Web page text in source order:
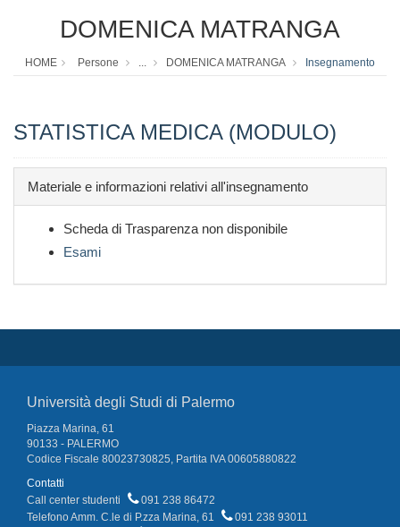
DOMENICA MATRANGA
HOME Persone ... DOMENICA MATRANGA Insegnamento
STATISTICA MEDICA (MODULO)
Materiale e informazioni relativi all'insegnamento
Scheda di Trasparenza non disponibile
Esami
Università degli Studi di Palermo
Piazza Marina, 61
90133 - PALERMO
Codice Fiscale 80023730825, Partita IVA 00605880822
Contatti
Call center studenti
091 238 86472
Telefono Amm. C.le di P.zza Marina, 61
091 238 93011